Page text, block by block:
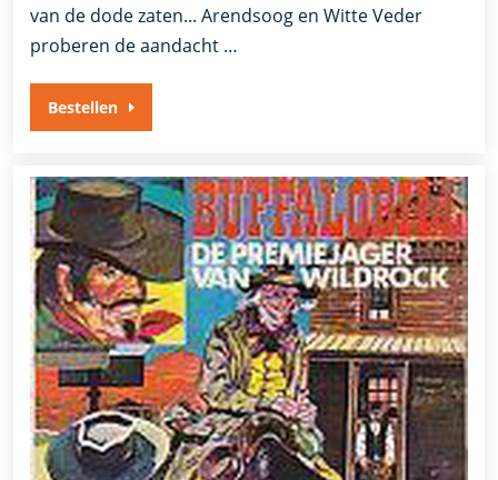
van de dode zaten... Arendsoog en Witte Veder
proberen de aandacht …
Bestellen